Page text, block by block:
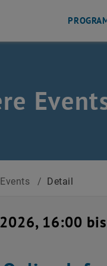
Events / Detail
16:00